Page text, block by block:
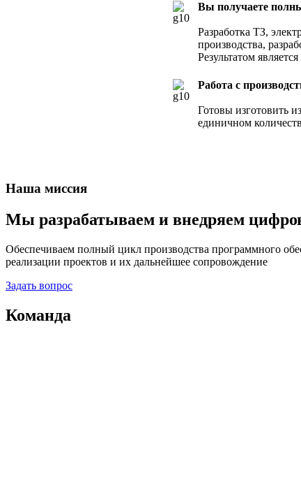
Вы получаете
Разработка ТЗ,
производства,
Результатом
Работа с
Готовы изготовить
единичном
Наша миссия
Мы разрабатываем и внедряем
Обеспечиваем полный цикл производства программного
реализации проектов и их дальнейшее сопровождение
Задать вопрос
Команда